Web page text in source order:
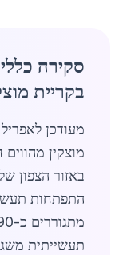
סקירה
בקריית
מוצקין
באזור הצפון
התפתחות
תעשייתית